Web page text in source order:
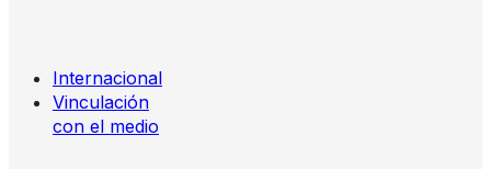
Internacional
Vinculación
con el medio